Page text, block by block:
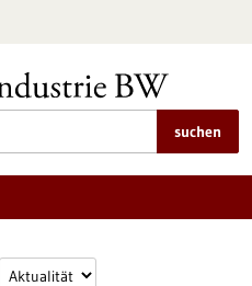
suchen